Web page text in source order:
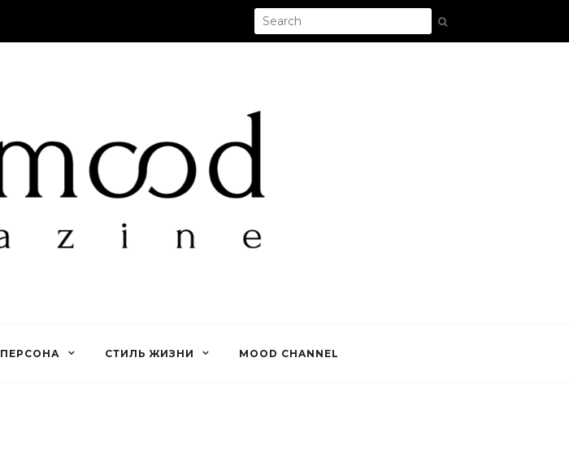
ПЕРСОНА СТИЛЬ ЖИЗНИ MOOD CHANNEL